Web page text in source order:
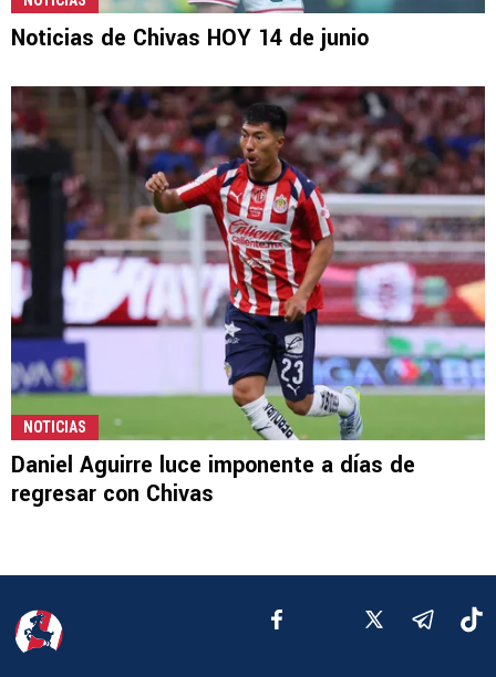
Noticias de Chivas HOY 14 de junio
NOTICIAS
Daniel Aguirre luce imponente a días de
regresar con Chivas